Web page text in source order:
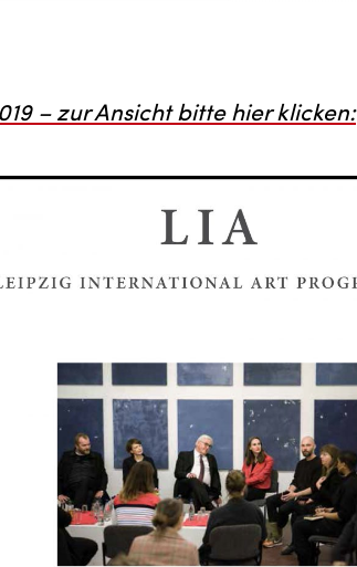
– zur Ansicht bitte hier klicken: